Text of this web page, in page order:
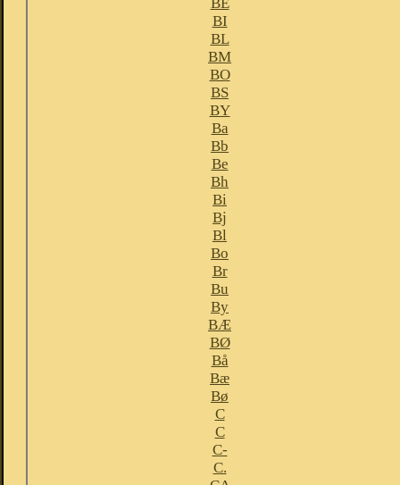
BI
BL
BM
BO
BS
BY
Ba
Bb
Be
Bh
Bi
Bj
Bl
Bo
Br
Bu
By
BÆ
BØ
Bå
Bæ
Bø
C
C
C-
C.